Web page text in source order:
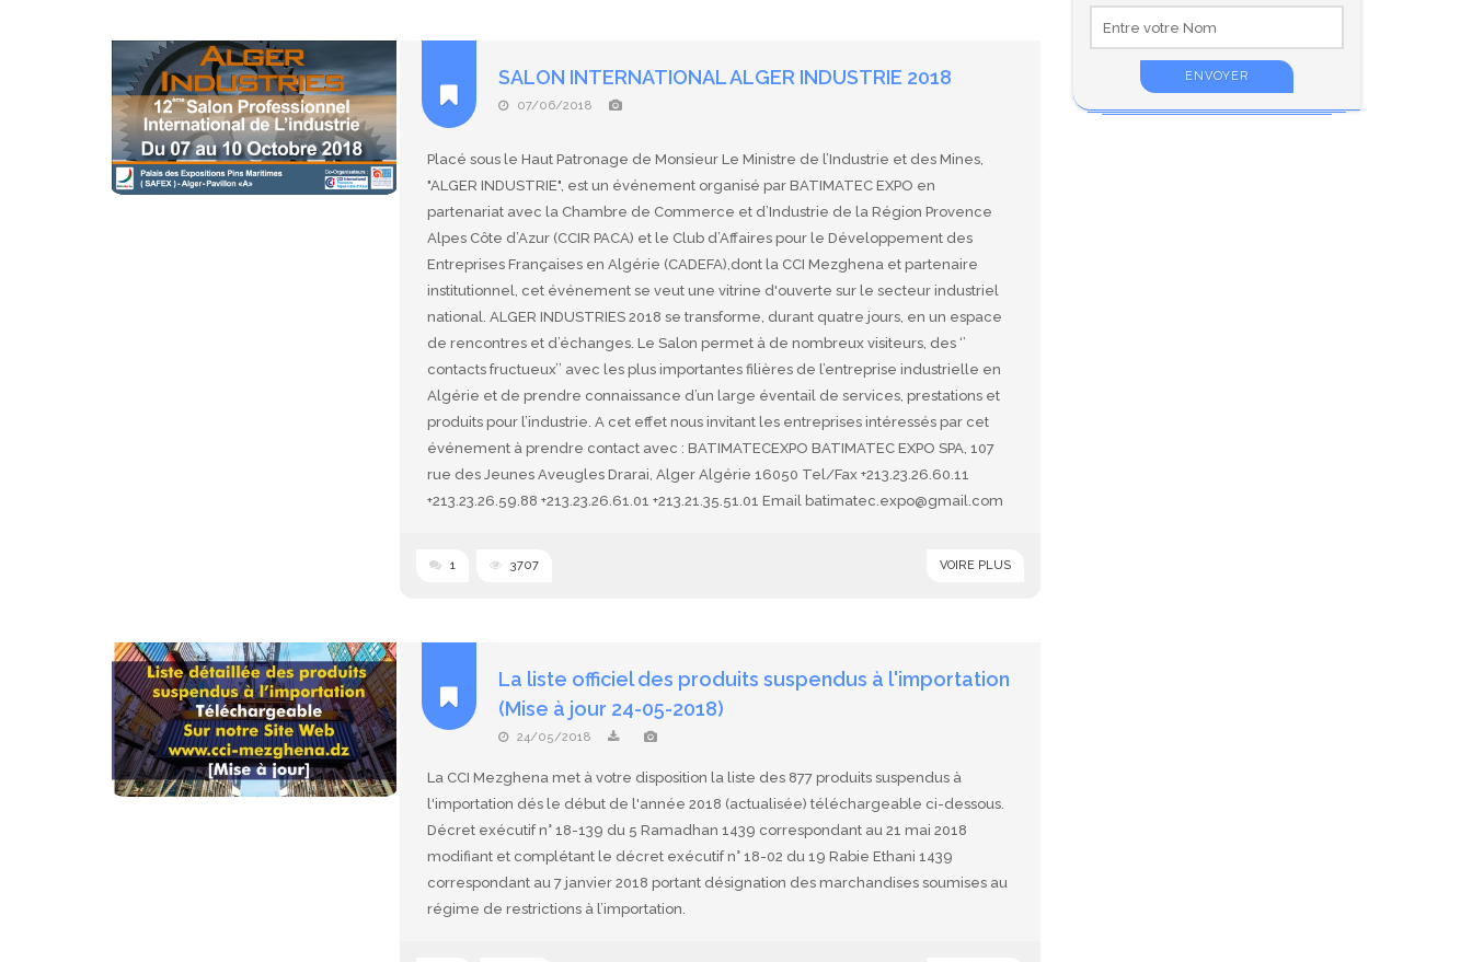
SALON INTERNATIONAL ALGER INDUSTRIE 2018
07/06/2018
Placé sous le Haut Patronage de Monsieur Le Ministre de l’Industrie et des Mines,
"ALGER INDUSTRIE", est un événement organisé par BATIMATEC EXPO en
partenariat avec la Chambre de Commerce et d’Industrie de la Région Provence
Alpes Côte d’Azur (CCIR PACA) et le Club d’Affaires pour le Développement des
Entreprises Françaises en Algérie (CADEFA),dont la CCI Mezghena et partenaire
institutionnel, cet événement se veut une vitrine d'ouverte sur le secteur industriel
national. ALGER INDUSTRIES 2018 se transforme, durant quatre jours, en un espace
de rencontres et d’échanges. Le Salon permet à de nombreux visiteurs, des ‘’
contacts fructueux’’ avec les plus importantes filières de l’entreprise industrielle en
Algérie et de prendre connaissance d’un large éventail de services, prestations et
produits pour l’industrie. A cet effet nous invitant les entreprises intéressés par cet
événement à prendre contact avec : BATIMATECEXPO BATIMATEC EXPO SPA, 107
rue des Jeunes Aveugles Drarai, Alger Algérie 16050 Tel/Fax +213.23.26.60.11
+213.23.26.59.88 +213.23.26.61.01 +213.21.35.51.01 Email batimatec.expo@gmail.com
1 3707 VOIRE PLUS
La liste officiel des produits suspendus à l'importation
(Mise à jour 24-05-2018)
24/05/2018
La CCI Mezghena met à votre disposition la liste des 877 produits suspendus à
l'importation dés le début de l'année 2018 (actualisée) téléchargeable ci-dessous.
Décret exécutif n° 18-139 du 5 Ramadhan 1439 correspondant au 21 mai 2018
modifiant et complétant le décret exécutif n° 18-02 du 19 Rabie Ethani 1439
correspondant au 7 janvier 2018 portant désignation des marchandises soumises au
régime de restrictions à l’importation.